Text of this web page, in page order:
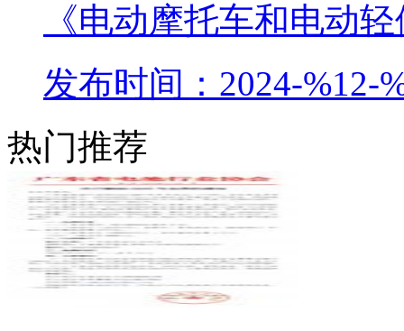
《电动摩托车和电动
发布时间：2024-%12-
热门推荐